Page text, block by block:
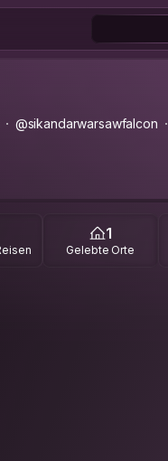
@sikandarwarsawfalcon
1
Gelebte Orte